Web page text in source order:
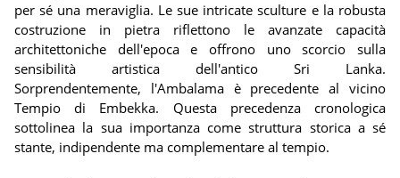
per sé una meraviglia. Le sue intricate sculture e la robusta
costruzione in pietra riflettono le avanzate capacità
architettoniche dell'epoca e offrono uno scorcio sulla
sensibilità artistica dell'antico Sri Lanka.
Sorprendentemente, l'Ambalama è precedente al vicino
Tempio di Embekka. Questa precedenza cronologica
sottolinea la sua importanza come struttura storica a sé
stante, indipendente ma complementare al tempio.